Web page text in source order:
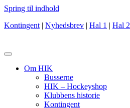
Spring til indhold
Kontingent | Nyhedsbrev | Hal 1 | Hal 2
Om HIK
Busserne
HIK – Hockeyshop
Klubbens historie
Kontingent